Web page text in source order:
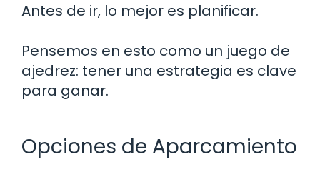
Antes de ir, lo mejor es planificar.
Pensemos en esto como un juego de
ajedrez: tener una estrategia es clave
para ganar.
Opciones de Aparcamiento